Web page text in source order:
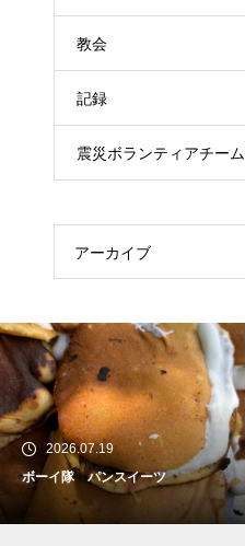
教会
記録
震災ボランティアチーム
アーカイブ
2026.07.19
ボーイ隊 パンスイーツ